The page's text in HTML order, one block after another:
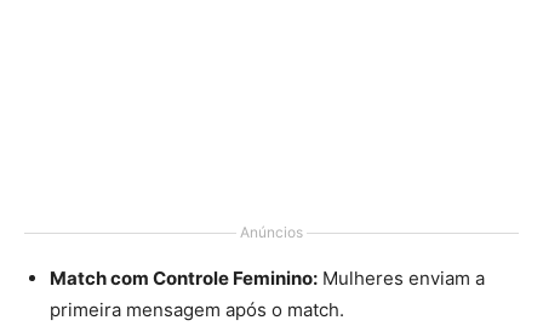
Anúncios
Match com Controle Feminino: Mulheres enviam a
primeira mensagem após o match.